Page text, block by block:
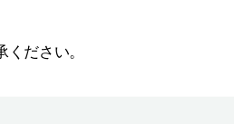
ださい。